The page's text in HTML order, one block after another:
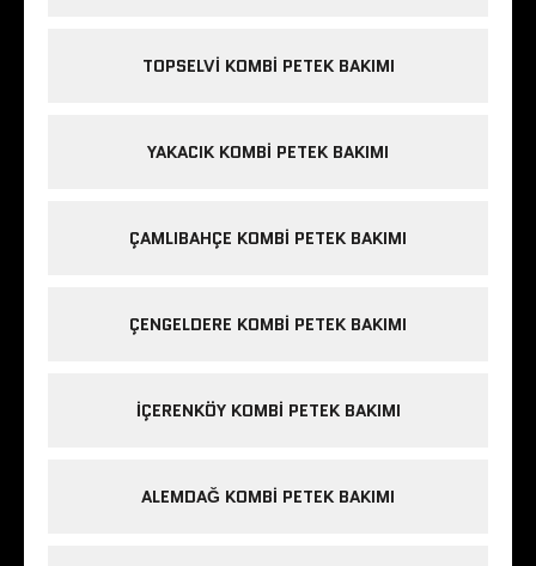
TOPSELVI KOMBI PETEK BAKIMI
YAKACIK KOMBI PETEK BAKIMI
ÇAMLIBAHÇE KOMBI PETEK BAKIMI
ÇENGELDERE KOMBI PETEK BAKIMI
IÇERENKÖY KOMBI PETEK BAKIMI
ALEMDAĞ KOMBI PETEK BAKIMI